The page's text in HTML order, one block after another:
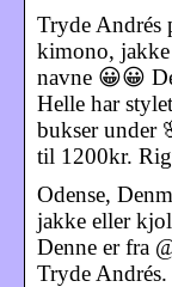
Tryde Andrés
kimono,
navne 😀😀
Helle har
bukser under
til 1200kr.
Odense,
jakke eller
Denne er fra
Tryde